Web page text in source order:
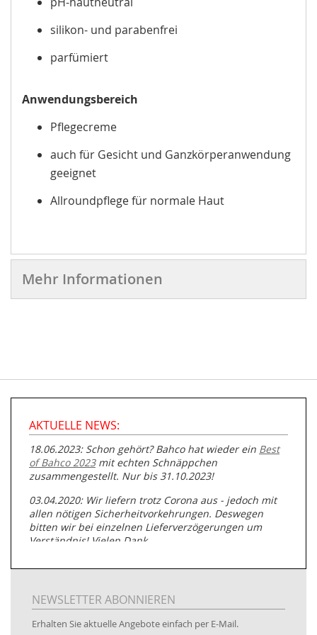
silikon- und parabenfrei
parfümiert
Anwendungsbereich
Pflegecreme
auch für Gesicht und Ganzkörperanwendung
geeignet
Allroundpflege für normale Haut
Mehr Informationen
AKTUELLE NEWS:
18.06.2023: Schon gehört? Bahco hat wieder ein Best
of Bahco 2023mit echten Schnäppchen
zusammengestellt. Nur bis 31.10.2023!
03.04.2020: Wir liefern trotz Corona aus - jedoch mit
allen nötigen Sicherheitvorkehrungen. Deswegen
bitten wir bei einzelnen Lieferverzögerungen um
Verständnis! Vielen Dank.
05.07.2019: Neuester Zugang zu unserer
Rohrbearbeitung
01.06.2019: Individuell
bedruckte Kabeltrommeln
www.kabeltrommeln-versand.de/Kabelbedruckung
NEWSLETTER ABONNIEREN
Erhalten Sie aktuelle Angebote einfach per E-Mail.